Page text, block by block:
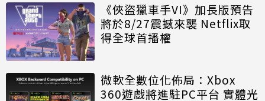
《俠盜獵車手VI》加長版預告
將於8/27震撼來襲 Netflix取
得全球首播權
微軟全數位化佈局：Xbox
360遊戲將進駐PC平台 實體光